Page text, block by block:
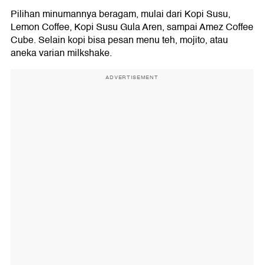
Pilihan minumannya beragam, mulai dari Kopi Susu,
Lemon Coffee, Kopi Susu Gula Aren, sampai Amez Coffee
Cube. Selain kopi bisa pesan menu teh, mojito, atau
aneka varian milkshake.
ADVERTISEMENT